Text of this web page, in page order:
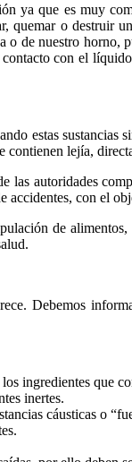
ya que es muy
quemar o destruir
de nuestro horno,
con el
estas
lejía,
autoridades
con el
de
Debemos
ingredientes que
inertes.
cáusticas o